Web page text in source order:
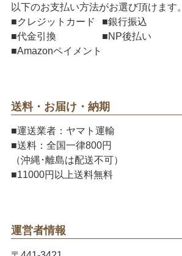
以下のお支払い方法がお選び頂けます。
■クレジットカード
■銀行振込
■代金引換
■NP後払い
■Amazonペイメント
送料・お届け・納期
■運送業者：ヤマト運輸
■送料：全国一律800円
（沖縄･離島は配送不可）
■11000円以上送料無料
運営者情報